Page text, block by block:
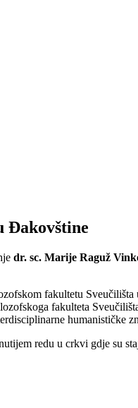
Đakovštine
dr. sc. Marije Raguž
fakultetu
fakulteta
humanističke
redu u crkvi gdje su